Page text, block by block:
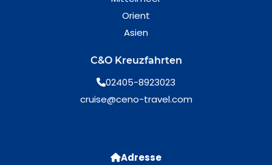
Orient
Asien
C&O Kreuzfahrten
02405-8923023
cruise@ceno-travel.com
Adresse